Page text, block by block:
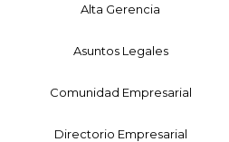
Alta Gerencia
Asuntos Legales
Comunidad Empresarial
Directorio Empresarial